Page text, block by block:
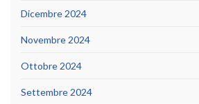
Dicembre 2024
Novembre 2024
Ottobre 2024
Settembre 2024